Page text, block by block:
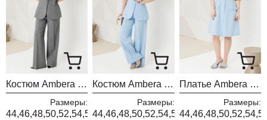
Костюм Ambera style 2149-1 серый
Размеры:
44,46,48,50,52,54,56,58,60
Костюм Ambera style 2149 голубой
Размеры:
44,46,48,50,52,54,56,58,60
Платье Ambera style 1140 голубой
Размеры: